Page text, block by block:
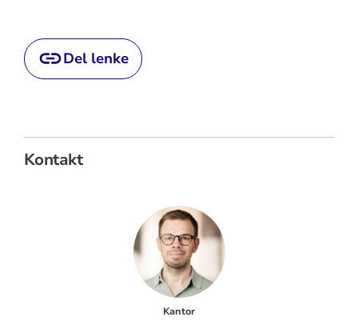
Del lenke
Kontakt
Kantor